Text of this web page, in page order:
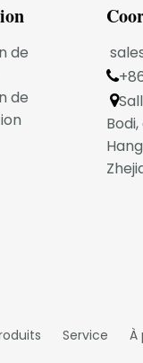
et les
de
de


Service À